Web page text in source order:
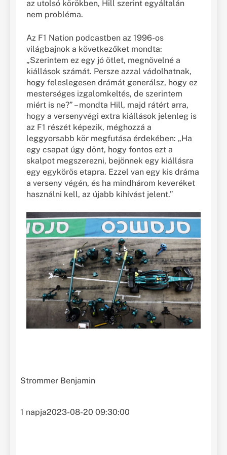
az utolsó körökben, Hill szerint egyáltalán
nem probléma.
Az F1 Nation podcastben az 1996-os
világbajnok a következőket mondta:
„Szerintem ez egy jó ötlet, megnövelné a
kiállások számát. Persze azzal vádolhatnak,
hogy feleslegesen drámát generálsz, hogy ez
mesterséges izgalomkeltés, de szerintem
miért is ne?” – mondta Hill, majd rátért arra,
hogy a versenyvégi extra kiállások jelenleg is
az F1 részét képezik, méghozzá a
leggyorsabb kör megfutása érdekében: „Ha
egy csapat úgy dönt, hogy fontos ezt a
skalpot megszerezni, bejönnek egy kiállásra
egy egykörös etapra. Ezzel van egy kis dráma
a verseny végén, és ha mindhárom keveréket
használni kell, az újabb kihívást jelent.”
Strommer Benjamin
1 napja2023-08-20 09:30:00